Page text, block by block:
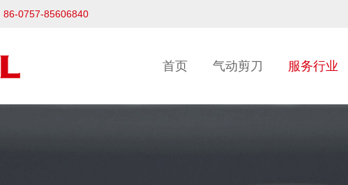
86-0757-85606840
首页 气动剪刀 服务行业